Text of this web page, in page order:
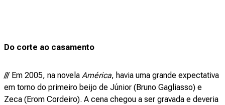
Do corte ao casamento
/// Em 2005, na novela América, havia uma grande expectativa
em torno do primeiro beijo de Júnior (Bruno Gagliasso) e
Zeca (Erom Cordeiro). A cena chegou a ser gravada e deveria